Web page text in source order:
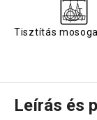
Tisztítás
Leírás és